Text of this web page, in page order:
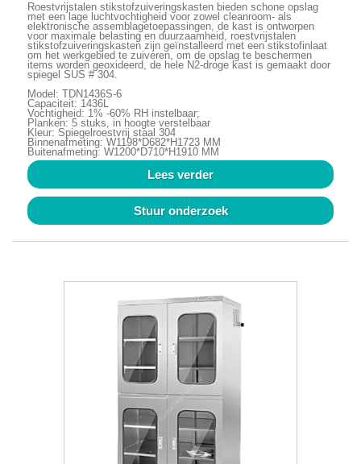
Roestvrijstalen stikstofzuiveringskasten bieden schone opslag
met een lage luchtvochtigheid voor zowel cleanroom- als
elektronische assemblagetoepassingen, de kast is ontworpen
voor maximale belasting en duurzaamheid, roestvrijstalen
stikstofzuiveringskasten zijn geïnstalleerd met een stikstofinlaat
om het werkgebied te zuiveren, om de opslag te beschermen
items worden geoxideerd, de hele N2-droge kast is gemaakt door
spiegel SUS # 304.
Model: TDN1436S-6
Capaciteit: 1436L
Vochtigheid: 1% -60% RH instelbaar;
Planken: 5 stuks, in hoogte verstelbaar
Kleur: Spiegelroestvrij staal 304
Binnenafmeting: W1198*D682*H1723 MM
Buitenafmeting: W1200*D710*H1910 MM
Lees verder
Stuur onderzoek